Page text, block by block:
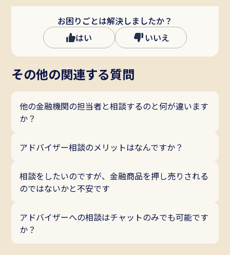
Habitto口座を開設
お困りごとは解決しましたか？
はい
いいえ
その他の関連する質問
他の金融機関の担当者と相談するのと何が違います
か？
アドバイザー相談のメリットはなんですか？
相談をしたいのですが、金融商品を押し売りされる
のではないかと不安です
アドバイザーへの相談はチャットのみでも可能です
か？